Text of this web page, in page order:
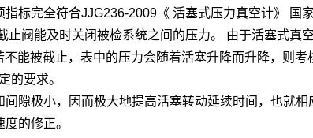
标完全符合JJG236-2009《 活塞式压力真空计》 国
止阀能及时关闭被检系统之间的压力。 由于活塞式真
能被截止，表中的压力会随着活塞升降而升降，则
的要求。
隙极小，因而极大地提高活塞转动延续时间，也就相
的修正。